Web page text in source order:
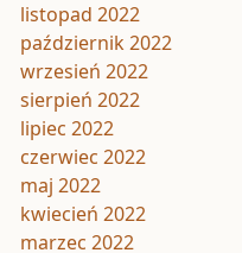
listopad 2022
październik 2022
wrzesień 2022
sierpień 2022
lipiec 2022
czerwiec 2022
maj 2022
kwiecień 2022
marzec 2022